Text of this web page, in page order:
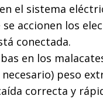
el sistema
accionen los
conectada.
en los
peso
correcta y